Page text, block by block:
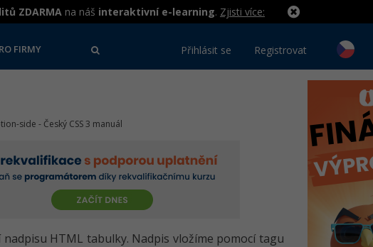
ZDARMA na náš interaktivní e-learning. Zjisti více:
FIRMY Přihlásit se Registrovat
side - Český CSS 3 manuál
HTML tabulky. Nadpis vložíme pomocí tagu